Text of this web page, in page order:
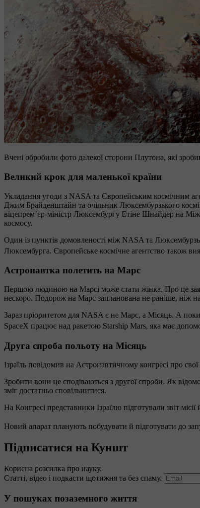
Вчені обробили фото далекої сторони Плутона, які
Великий крок для маленької країни
Укладання угоди з NASA та Європейським космічним
Джим Брайденштайн та очільник Люксембурзького
віцепрем’єр-міністр Люксембургу Етіне Шнайдер на
космосу.
Один із пунктів домовленості між NASA та
Люксембурга. Європейське космічне агентство також
Астронавтка полетить на Марс
Першою людиною на Марсі може стати жінка. Про це
нескоро. Подорож на Марс запланована не раніше, ніж
Зараз пріоритетом для NASA є не Марс, а Місяць. А
SpaceX працює над ракетою Starship Mars, яка має
Друга спроба польоту на Місяць
Ізраїль повідомив на Астронавтичному конгресі про
Зробити вони це сподіваються з другої спроби. Як
зміг достатньо сповільнитися.
На Конгресі представники Ізраїлю підготували звіт
Новий апарат планують побудувати й підготувати до
Підписатися на Куншт
Корисна розсилка про науку.
Статті, відео і подкасти щотижня та без спаму.
У пошуках позаземного життя